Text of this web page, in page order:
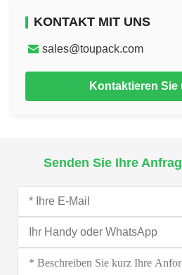
KONTAKT MIT UNS
sales@toupack.com
Kontaktieren Sie
Senden Sie Ihre